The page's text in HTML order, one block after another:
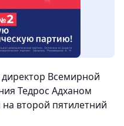
Всемирной
Тедрос Адханом
второй пятилетний